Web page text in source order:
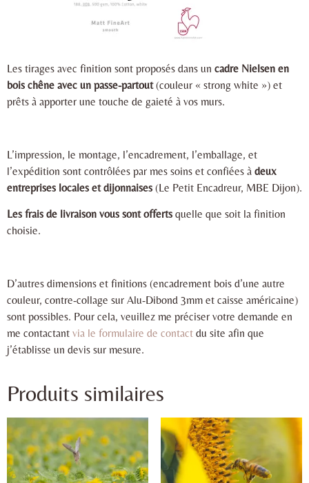
Les tirages avec finition sont proposés dans un cadre Nielsen en
bois chêne avec un passe-partout(couleur « strong white ») et
prêts à apporter une touche de gaieté à vos murs.
L’impression, le montage, l’encadrement, l’emballage, et
l’expédition sont contrôlées par mes soins et confiées à deux
entreprises locales et dijonnaises (Le Petit Encadreur, MBE Dijon).
Les frais de livraison vous sont offerts quelle que soit la finition
choisie.
D’autres dimensions et finitions (encadrement bois d’une autre
couleur, contre-collage sur Alu-Dibond 3mm et caisse américaine)
sont possibles. Pour cela, veuillez me préciser votre demande en
me contactant via le formulaire de contact du site afin que
j’établisse un devis sur mesure.
Produits similaires